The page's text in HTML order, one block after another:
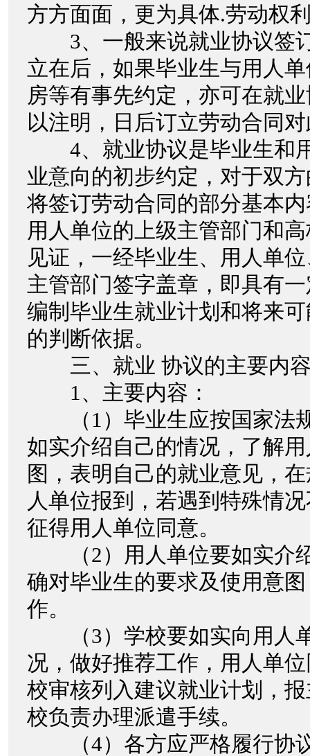
方方面面，更为具体.劳动权
3、一般来说就业协议签
立在后，如果毕业生与用人
房等有事先约定，亦可在就
以注明，日后订立劳动合同
4、就业协议是毕业生和
业意向的初步约定，对于双
将签订劳动合同的部分基本
用人单位的上级主管部门和
见证，一经毕业生、用人单
主管部门签字盖章，即具有
编制毕业生就业计划和将来
的判断依据。
三、就业 协议的主要内
1、主要内容：
（1）毕业生应按国家法
如实介绍自己的情况，了解
图，表明自己的就业意见，
人单位报到，若遇到特殊情
征得用人单位同意。
（2）用人单位要如实介
确对毕业生的要求及使用意
作。
（3）学校要如实向用人
况，做好推荐工作，用人单
校审核列入建议就业计划，
校负责办理派遣手续。
（4）各方应严格履行协